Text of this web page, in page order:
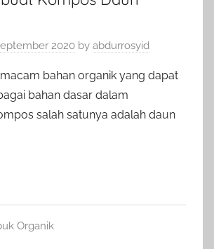
2020 by abdurrosyid
bahan organik yang dapat
bahan dasar dalam
salah satunya adalah daun
Organik